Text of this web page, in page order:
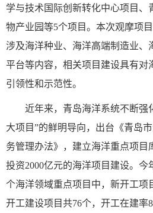
学与技术国际创新转化中心项目、
物产业园等5个项目。本次观摩项
涉及海洋种业、海洋高端制造业、
平台等内容，相关项目建设具有对
引领性和示范性。
近年来，青岛海洋系统不断强
大项目”的鲜明导向，出台《青岛
务管理办法》，建立海洋重点项目
投资2000亿元的海洋项目建设。今
个海洋领域重点项目中，新开工项
开工建设项目共76个，开工在建率